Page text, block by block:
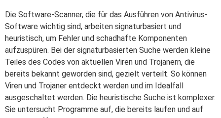
Die Software-Scanner, die für das Ausführen von Antivirus-
Software wichtig sind, arbeiten signaturbasiert und
heuristisch, um Fehler und schadhafte Komponenten
aufzuspüren. Bei der signaturbasierten Suche werden kleine
Teiles des Codes von aktuellen Viren und Trojanern, die
bereits bekannt geworden sind, gezielt verteilt. So können
Viren und Trojaner entdeckt werden und im Idealfall
ausgeschaltet werden. Die heuristische Suche ist komplexer.
Sie untersucht Programme auf, die bereits laufen und auf